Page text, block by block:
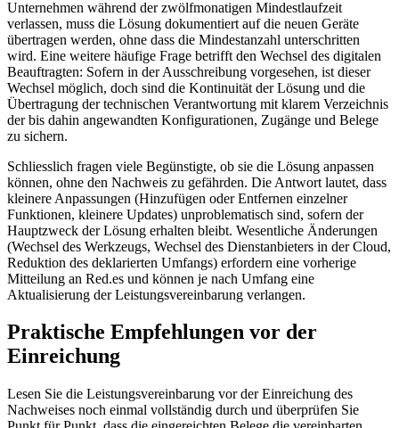
Unternehmen während der zwölfmonatigen Mindestlaufzeit
verlassen, muss die Lösung dokumentiert auf die neuen Geräte
übertragen werden, ohne dass die Mindestanzahl unterschritten
wird. Eine weitere häufige Frage betrifft den Wechsel des digitalen
Beauftragten: Sofern in der Ausschreibung vorgesehen, ist dieser
Wechsel möglich, doch sind die Kontinuität der Lösung und die
Übertragung der technischen Verantwortung mit klarem Verzeichnis
der bis dahin angewandten Konfigurationen, Zugänge und Belege
zu sichern.
Schliesslich fragen viele Begünstigte, ob sie die Lösung anpassen
können, ohne den Nachweis zu gefährden. Die Antwort lautet, dass
kleinere Anpassungen (Hinzufügen oder Entfernen einzelner
Funktionen, kleinere Updates) unproblematisch sind, sofern der
Hauptzweck der Lösung erhalten bleibt. Wesentliche Änderungen
(Wechsel des Werkzeugs, Wechsel des Dienstanbieters in der Cloud,
Reduktion des deklarierten Umfangs) erfordern eine vorherige
Mitteilung an Red.es und können je nach Umfang eine
Aktualisierung der Leistungsvereinbarung verlangen.
Praktische Empfehlungen vor der
Einreichung
Lesen Sie die Leistungsvereinbarung vor der Einreichung des
Nachweises noch einmal vollständig durch und überprüfen Sie